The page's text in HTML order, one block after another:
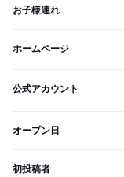
お子様連れ
ホームページ
公式アカウント
オープン日
初投稿者